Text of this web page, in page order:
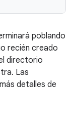
poblando
recién creado
directorio
Las
detalles de